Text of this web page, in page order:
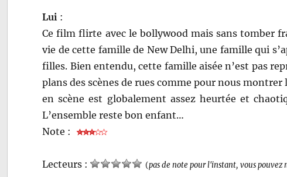
Lui :
Ce film flirte avec le bollywood mais sans tomber
vie de cette famille de New Delhi, une famille qui
filles. Bien entendu, cette famille aisée n’est pas
plans des scènes de rues comme pour nous
en scène est globalement assez heurtée et
L’ensemble reste bon enfant…
Note :
Lecteurs : (pas de note pour l'instant, vous pouvez